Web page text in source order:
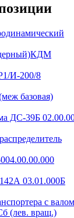
И-200/8
базовая)
ДС-39Б
03.01.000Б
с
(лев. вращ.)